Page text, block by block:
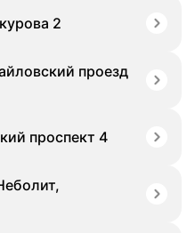
2
проезд
проспект 4